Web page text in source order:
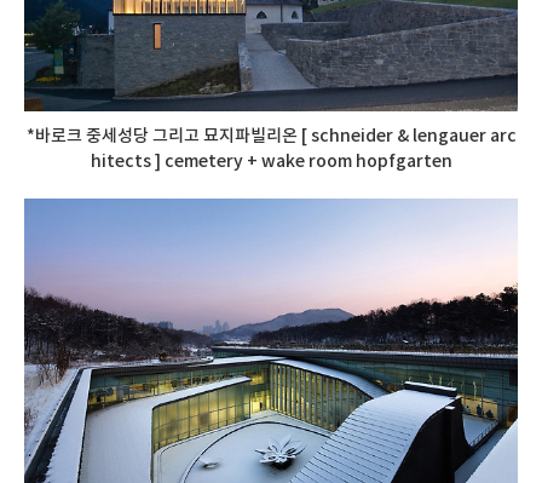
*바로크 중세성당 그리고 묘지파빌리온 [ schneider & lengauer arc
hitects ] cemetery + wake room hopfgarten